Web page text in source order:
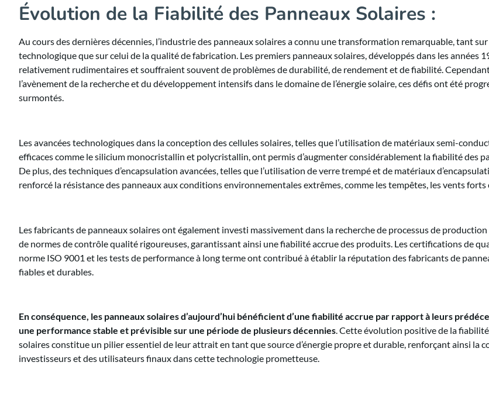
Évolution de la Fiabilité des Panneaux Solaires :
Au cours des dernières décennies, l’industrie des panneaux solaires a connu une transformation remarquable, tant
technologique que sur celui de la qualité de fabrication. Les premiers panneaux solaires, développés dans les années
relativement rudimentaires et souffraient souvent de problèmes de durabilité, de rendement et de fiabilité.
l’avènement de la recherche et du développement intensifs dans le domaine de l’énergie solaire, ces défis ont été
surmontés.
Les avancées technologiques dans la conception des cellules solaires, telles que l’utilisation de matériaux semi-
efficaces comme le silicium monocristallin et polycristallin, ont permis d’augmenter considérablement la fiabilité des
De plus, des techniques d’encapsulation avancées, telles que l’utilisation de verre trempé et de matériaux
renforcé la résistance des panneaux aux conditions environnementales extrêmes, comme les tempêtes, les vents forts
Les fabricants de panneaux solaires ont également investi massivement dans la recherche de processus de
de normes de contrôle qualité rigoureuses, garantissant ainsi une fiabilité accrue des produits. Les certifications de
norme ISO 9001 et les tests de performance à long terme ont contribué à établir la réputation des fabricants de
fiables et durables.
En conséquence, les panneaux solaires d’aujourd’hui bénéficient d’une fiabilité accrue par rapport à leurs
une performance stable et prévisible sur une période de plusieurs décennies. Cette évolution positive de la
solaires constitue un pilier essentiel de leur attrait en tant que source d’énergie propre et durable, renforçant ainsi la
investisseurs et des utilisateurs finaux dans cette technologie prometteuse.